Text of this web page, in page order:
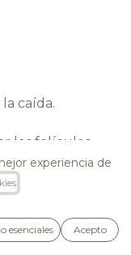
caída.
los folículos
y frenar la
más
y DEA
experiencia de
esenciales Acepto